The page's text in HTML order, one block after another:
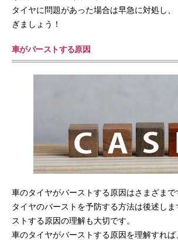
タイヤに問題があった場合は早急に対処し
ぎましょう！
車がバーストする原因
車のタイヤがバーストする原因はさまざまで
タイヤのバーストを予防する方法は後述し
ストする原因の理解も大切です。
車のタイヤがバーストする原因を理解すれば